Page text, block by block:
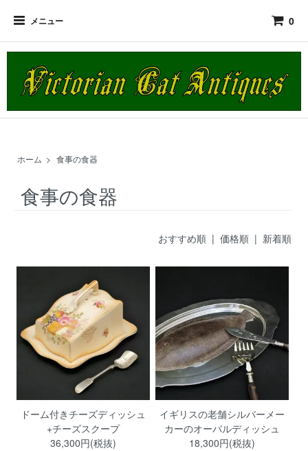
メニュー 0
ホーム > 食事の食器
食事の食器
おすすめ順| 価格順| 新着順
ドーム付きチーズディッシュ
+チーズスクープ
36,300円(税抜)
イギリスの老舗シルバーメー
カーのオーバルディッシュ
18,300円(税抜)